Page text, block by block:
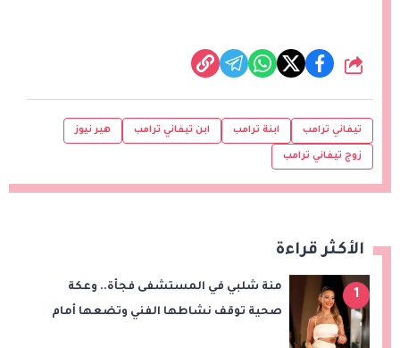
شارك
تيفاني ترامب ابنة ترامب ابن تيفاني ترامب هير نيوز
زوج تيفاني ترامب
الأكثر قراءة
1
منة شلبي في المستشفى فجأة.. وعكة
صحية توقف نشاطها الفني وتضعها أمام